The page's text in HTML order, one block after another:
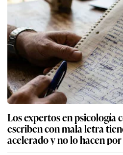
Los expertos en psicología
escriben con mala letra
acelerado y no lo hacen